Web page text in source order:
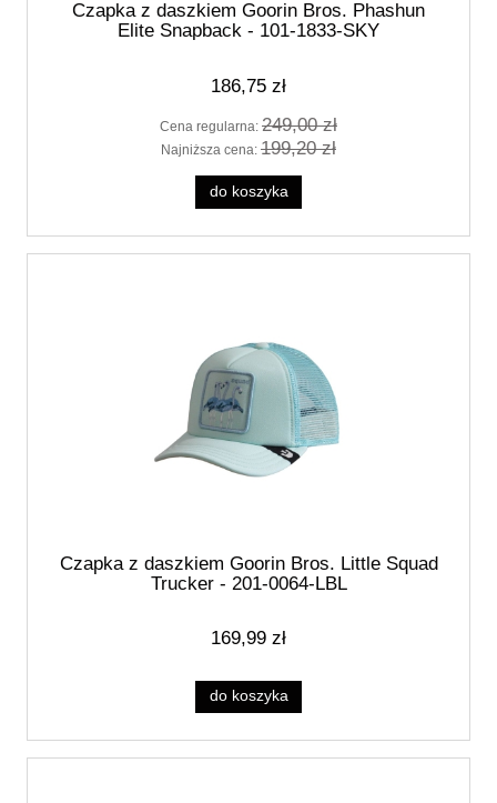
Czapka z daszkiem Goorin Bros. Phashun
Elite Snapback - 101-1833-SKY
186,75 zł
Cena regularna: 249,00 zł
Najniższa cena: 199,20 zł
do koszyka
Czapka z daszkiem Goorin Bros. Little Squad
Trucker - 201-0064-LBL
169,99 zł
do koszyka